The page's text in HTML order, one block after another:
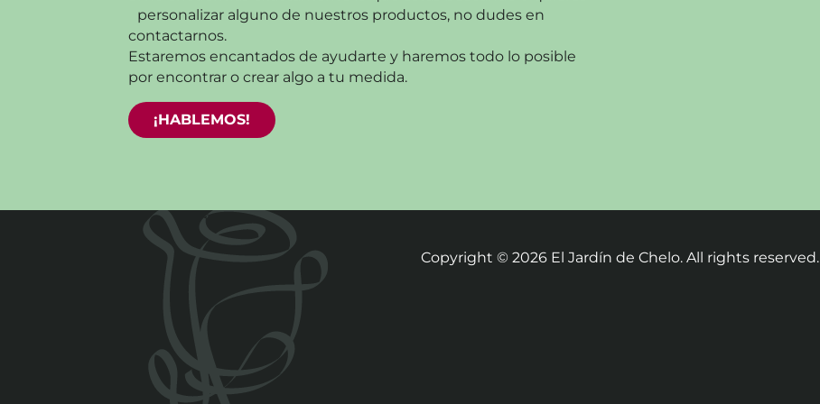
personalizar alguno de nuestros productos, no dudes en
contactarnos.
Estaremos encantados de ayudarte y haremos todo lo posible
por encontrar o crear algo a tu medida.
¡HABLEMOS!
Copyright © 2026El Jardín de Chelo. All rights reserved.